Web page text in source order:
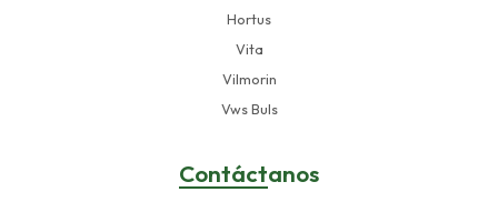
Hortus
Vita
Vilmorin
Vws Buls
Contáctanos